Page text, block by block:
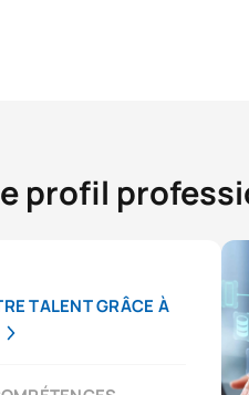
profil
TALENT GRÂCE À